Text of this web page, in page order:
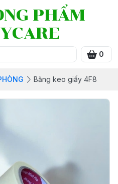
PHẨM
0
Băng keo giấy 4F8